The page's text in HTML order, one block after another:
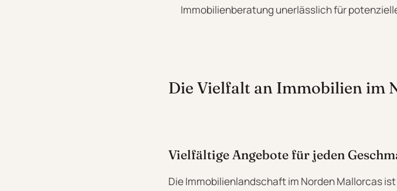
Immobilienberatung unerlässlich für
Die Vielfalt an Immobilien im
Vielfältige Angebote für jeden
Die Immobilienlandschaft im Norden Mallorcas